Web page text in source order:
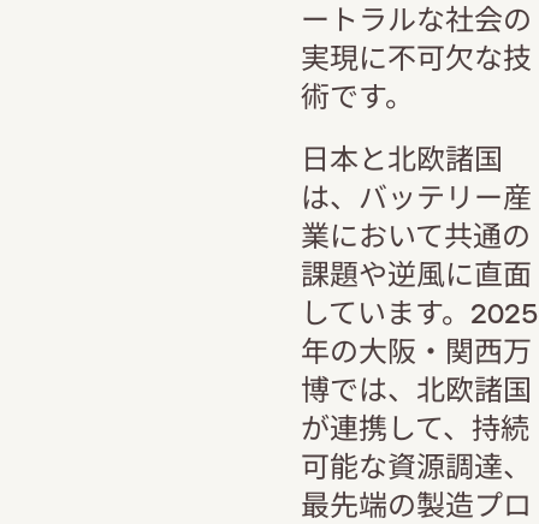
ートラルな社会の
実現に不可欠な技
術です。
日本と北欧諸国
は、バッテリー産
業において共通の
課題や逆風に直面
しています。2025
年の大阪・関西万
博では、北欧諸国
が連携して、持続
可能な資源調達、
最先端の製造プロ